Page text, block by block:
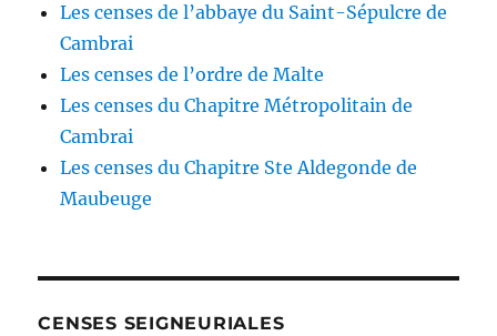
Les censes de l’abbaye du Saint-Sépulcre de
Cambrai
Les censes de l’ordre de Malte
Les censes du Chapitre Métropolitain de
Cambrai
Les censes du Chapitre Ste Aldegonde de
Maubeuge
CENSES SEIGNEURIALES